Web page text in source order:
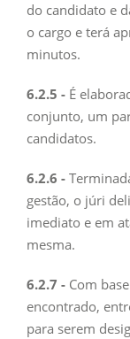
do candidato e
o cargo e terá
minutos.
6.2.5 - É
conjunto, um
candidatos.
6.2.6 -
gestão, o júri
imediato e em
mesma.
6.2.7 - Com
encontrado,
para serem